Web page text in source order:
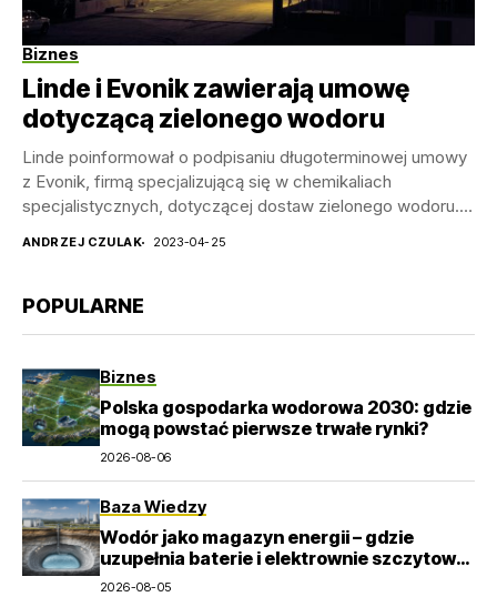
Biznes
Linde i Evonik zawierają umowę
dotyczącą zielonego wodoru
Linde poinformował o podpisaniu długoterminowej umowy
z Evonik, firmą specjalizującą się w chemikaliach
specjalistycznych, dotyczącej dostaw zielonego wodoru.
ANDRZEJ CZULAK 2023-04-25
POPULARNE
Biznes
Polska gospodarka wodorowa 2030: gdzie
mogą powstać pierwsze trwałe rynki?
2026-08-06
Baza Wiedzy
Wodór jako magazyn energii – gdzie
uzupełnia baterie i elektrownie szczytowo-
pompowe?
2026-08-05